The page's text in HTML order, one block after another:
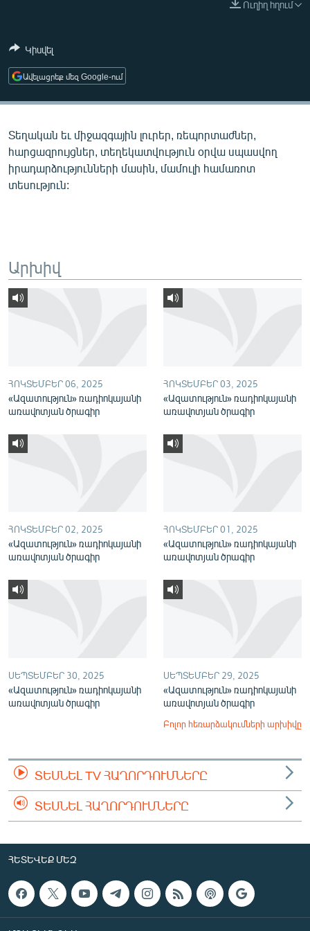
ՄԵԿՆԱԲԱՆՈՒԹՅՈՒՆ
ԿՈՐՈՆԱՎԻՐՈՒՍ
ԱՐԽԻՎ
ՏԵՍԱՆՅՈՒԹԵՐ
ՓՈԴՔԱՍԹ
Հայերեն
ՀԵՏԵՎԵՔ ՄԵԶ
Ուղիղ հղում
Կիսվել
Ավելացրեք մեզ Google-ում
Տեղական եւ միջազգային լուրեր, ռեպորտաժներ,
հարցազրույցներ, տեղեկատվություն օրվա սպասվող
իրադարձությունների մասին, մամուլի համառոտ
տեսություն:
Արխիվ
ՀՈԿՏԵՄԲԵՐ 06, 2025
«Ազատություն» ռադիոկայանի
առավոտյան ծրագիր
ՀՈԿՏԵՄԲԵՐ 03, 2025
«Ազատություն» ռադիոկայանի
առավոտյան ծրագիր
ՀՈԿՏԵՄԲԵՐ 02, 2025
«Ազատություն» ռադիոկայանի
առավոտյան ծրագիր
ՀՈԿՏԵՄԲԵՐ 01, 2025
«Ազատություն» ռադիոկայանի
առավոտյան ծրագիր
ՍԵՊՏԵՄԲԵՐ 30, 2025
«Ազատություն» ռադիոկայանի
առավոտյան ծրագիր
ՍԵՊՏԵՄԲԵՐ 29, 2025
«Ազատություն» ռադիոկայանի
առավոտյան ծրագիր
Բոլոր հեռարձակումների արխիվը
ՏԵՍՆԵԼ TV ՀԱՂՈՐԴՈՒՄՆԵՐԸ
ՏԵՍՆԵԼ ՀԱՂՈՐԴՈՒՄՆԵՐԸ
ՀԵՏԵՎԵՔ ՄԵԶ